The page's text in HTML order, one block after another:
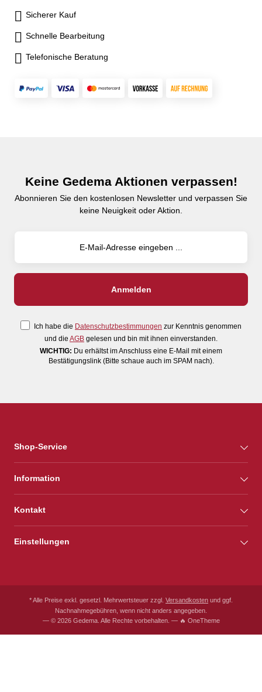
Sicherer Kauf
Schnelle Bearbeitung
Telefonische Beratung
Keine Gedema Aktionen verpassen!
Abonnieren Sie den kostenlosen Newsletter und verpassen Sie
keine Neuigkeit oder Aktion.
Ich habe die Datenschutzbestimmungen zur Kenntnis genommen
und die AGB gelesen und bin mit ihnen einverstanden.
WICHTIG: Du erhältst im Anschluss eine E-Mail mit einem
Bestätigungslink (Bitte schaue auch im SPAM nach).
Shop-Service
Information
Kontakt
Einstellungen
* Alle Preise exkl. gesetzl. Mehrwertsteuer zzgl. Versandkosten und ggf.
Nachnahmegebühren, wenn nicht anders angegeben.
— © 2026 Gedema. Alle Rechte vorbehalten. — 🔥 OneTheme